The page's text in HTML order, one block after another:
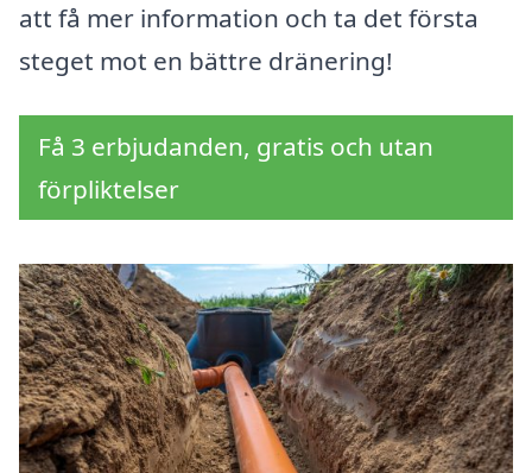
att få mer information och ta det första
steget mot en bättre dränering!
Få 3 erbjudanden, gratis och utan
förpliktelser